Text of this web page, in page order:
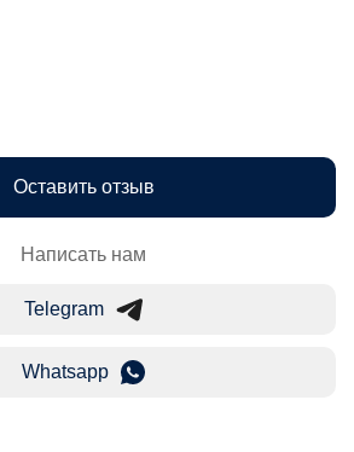
Оставить отзыв
Написать нам
Telegram
Whatsapp